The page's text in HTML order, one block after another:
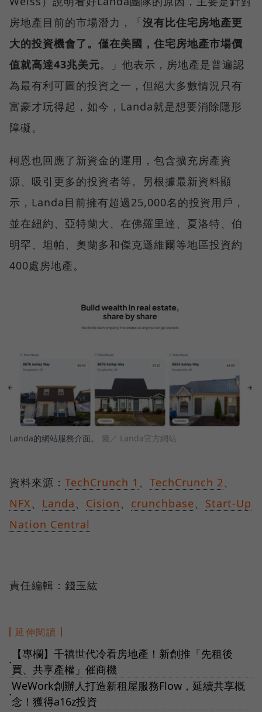
房地產目前的市場潛力，「沒有比住宅房地產更
大的投資機會了。僅在美國，住宅房地產市場價
值就高達43兆美元。」他表示，房地產是普遍認
為最有利可圖的投資之一，但絕大多數情況只有
富豪才玩得起，如今，Landa就是想要消除隱形
障礙。
柯恩也回應了新資金的運用，包含擴充房產資
源、吸引更多的投資者等。另根據最新資料顯
示，Landa目前擁有超過25,000名的投資用戶，
並在紐約、亞特蘭大、在佛羅里達、夏洛特、伯
明罕、坦帕、奧蘭多和傑克遜維爾等地區投資約
400處房地產。
Landa的網站服務介面。 圖／ Landa官方網站
資料來源： TechCrunch 1 、 TechCrunch 2、
NFX、 Landa、 Cision、 crunchbase、 Start-Up
Nation Central
責任編輯：錢玉紘
延伸閱讀
●
【專欄】千禧世代冷看房地產！新創推「先租後
買、共享產權」催商機
●
WeWork創辦人打造新租屋服務Flow，延續共享概
念！獲得a16z投資